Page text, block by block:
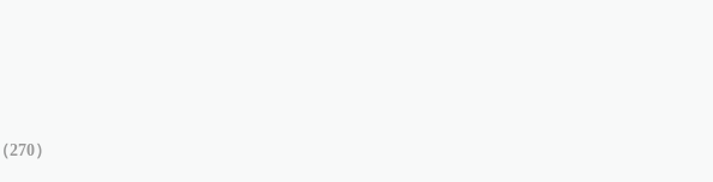
（270）